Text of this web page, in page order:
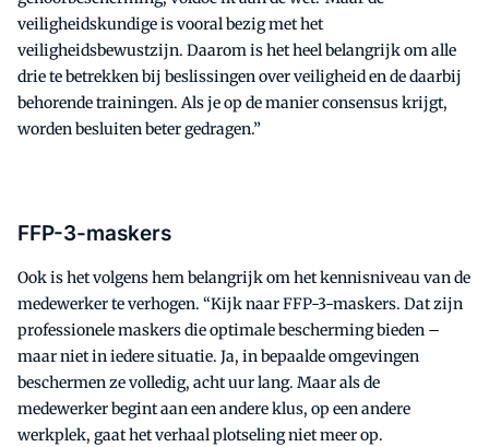
veiligheidskundige is vooral bezig met het
veiligheidsbewustzijn. Daarom is het heel belangrijk om alle
drie te betrekken bij beslissingen over veiligheid en de daarbij
behorende trainingen. Als je op de manier consensus krijgt,
worden besluiten beter gedragen.”
FFP-3-maskers
Ook is het volgens hem belangrijk om het kennisniveau van de
medewerker te verhogen. “Kijk naar FFP-3-maskers. Dat zijn
professionele maskers die optimale bescherming bieden –
maar niet in iedere situatie. Ja, in bepaalde omgevingen
beschermen ze volledig, acht uur lang. Maar als de
medewerker begint aan een andere klus, op een andere
werkplek, gaat het verhaal plotseling niet meer op.